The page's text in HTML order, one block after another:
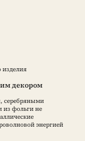
изделия
декором
серебряными
из фольги не
энергией